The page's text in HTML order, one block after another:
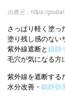
https://
さっぱり軽く塗っ
塗り残し感のない
紫外線遮断と鎮静
毛穴が気になる方
紫外線を遮断する
水分改善・ 鎮静効